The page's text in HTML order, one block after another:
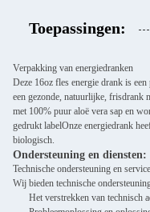
Toepassingen:
Verpakking van energiedranken
Deze 16oz fles energie drank is
een gezonde, natuurlijke, frisdrank
met 100% puur aloë vera sap en
gedrukt labelOnze energiedrank
biologisch.
Ondersteuning en diensten:
Technische ondersteuning en
Wij bieden technische
Het verstrekken van technisch